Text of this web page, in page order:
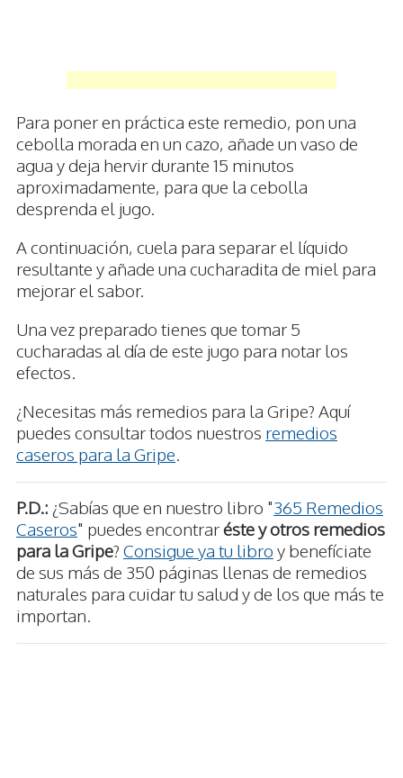
Para poner en práctica este remedio, pon una
cebolla morada en un cazo, añade un vaso de
agua y deja hervir durante 15 minutos
aproximadamente, para que la cebolla
desprenda el jugo.
A continuación, cuela para separar el líquido
resultante y añade una cucharadita de miel para
mejorar el sabor.
Una vez preparado tienes que tomar 5
cucharadas al día de este jugo para notar los
efectos.
¿Necesitas más remedios para la Gripe? Aquí
puedes consultar todos nuestros remedios
caseros para la Gripe
P.D.: ¿Sabías que en nuestro libro "365 Remedios
Caseros" puedes encontraréste y otros remedios
para la Gripe? Consigue ya tu libro y benefíciate
de sus más de 350 páginas llenas de remedios
naturales para cuidar tu salud y de los que más te
importan.